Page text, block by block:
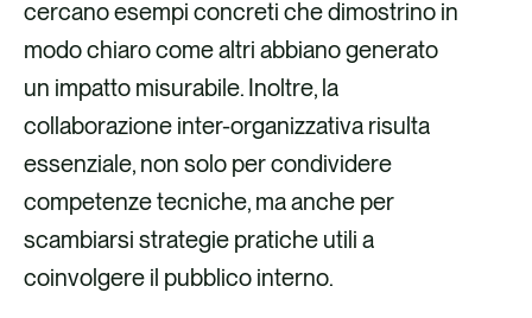
cercano esempi concreti che dimostrino in
modo chiaro come altri abbiano generato
un impatto misurabile. Inoltre, la
collaborazione inter-organizzativa risulta
essenziale, non solo per condividere
competenze tecniche, ma anche per
scambiarsi strategie pratiche utili a
coinvolgere il pubblico interno.